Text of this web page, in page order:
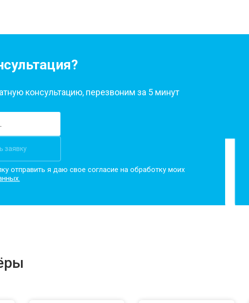
консультацию, перезвоним за 5 минут
заявку
отправить я даю свое согласие на обработку моих